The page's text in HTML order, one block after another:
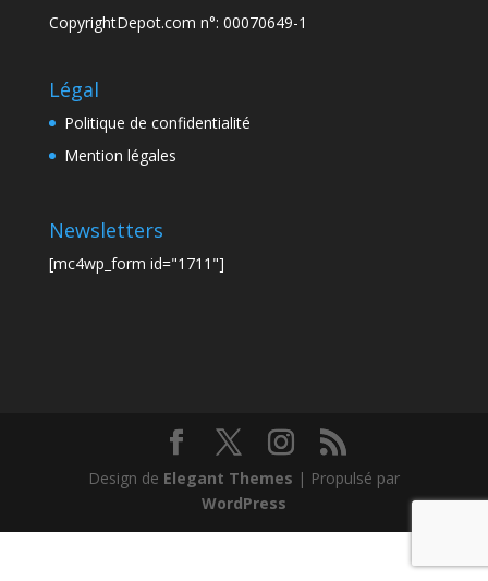
CopyrightDepot.com n°: 00070649-1
Légal
Politique de confidentialité
Mention légales
Newsletters
[mc4wp_form id="1711"]
Design de Elegant Themes | Propulsé par
WordPress